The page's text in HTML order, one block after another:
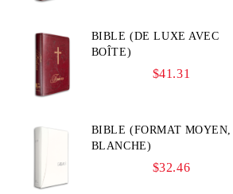
BIBLE (DE LUXE AVEC
BOÎTE)
$41.31
BIBLE (FORMAT MOYEN,
BLANCHE)
$32.46